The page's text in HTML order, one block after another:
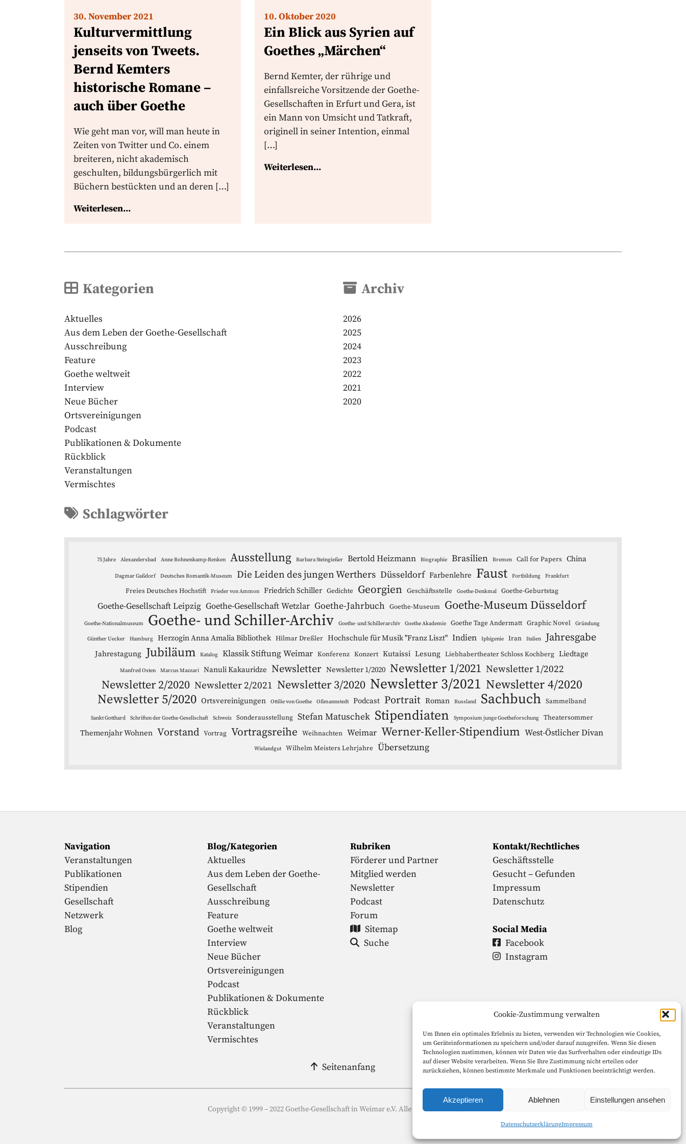
Cookie-Zustimmung verwalten
Um Ihnen ein optimales Erlebnis zu bieten, verwenden wir Technologien wie Cookies,
um Geräteinformationen zu speichern und/oder darauf zuzugreifen. Wenn Sie diesen
Technologien zustimmen, können wir Daten wie das Surfverhalten oder eindeutige IDs
auf dieser Website verarbeiten. Wenn Sie Ihre Zustimmung nicht erteilen oder
zurückziehen, können bestimmte Merkmale und Funktionen beeinträchtigt werden.
Akzeptieren Ablehnen Einstellungen ansehen
DatenschutzerklärungImpressum
30. November 2021
Kulturvermittlung
jenseits von Tweets.
Bernd Kemters
historische Romane –
auch über Goethe
Wie geht man vor, will man heute in
Zeiten von Twitter und Co. einem
breiteren, nicht akademisch
geschulten, bildungsbürgerlich mit
Büchern bestückten und an deren […]
Weiterlesen...
10. Oktober 2020
Ein Blick aus Syrien auf
Goethes „Märchen“
Bernd Kemter, der rührige und
einfallsreiche Vorsitzende der Goethe-
Gesellschaften in Erfurt und Gera, ist
ein Mann von Umsicht und Tatkraft,
originell in seiner Intention, einmal
[…]
Weiterlesen...
Kategorien
Aktuelles
Aus dem Leben der Goethe-Gesellschaft
Ausschreibung
Feature
Goethe weltweit
Interview
Neue Bücher
Ortsvereinigungen
Podcast
Publikationen & Dokumente
Rückblick
Veranstaltungen
Vermischtes
Archiv
2026
2025
2024
2023
2022
2021
2020
Schlagwörter
75 Jahre Alexandersbad Anne Bohnenkamp-Renken Ausstellung Barbara Steingießer Bertold Heizmann Biographie Brasilien Bremen Call for Papers China
Dagmar Gaßdorf Deutsches Romantik-Museum Die Leiden des jungen Werthers Düsseldorf Farbenlehre Faust Fortbildung Frankfurt
Freies Deutsches Hochstift Frieder von Ammon Friedrich Schiller Gedichte Georgien Geschäftsstelle Goethe-Denkmal Goethe-Geburtstag
Goethe-Gesellschaft Leipzig Goethe-Gesellschaft Wetzlar Goethe-Jahrbuch Goethe-Museum Goethe-Museum Düsseldorf
Goethe-Nationalmuseum Goethe- und Schiller-Archiv Goethe- und Schillerarchiv Goethe Akademie Goethe Tage Andermatt Graphic Novel Gründung
Günther Uecker Hamburg Herzogin Anna Amalia Bibliothek Hilmar Dreßler Hochschule für Musik "Franz Liszt" Indien Iphigenie Iran Italien Jahresgabe
Jahrestagung Jubiläum Katalog Klassik Stiftung Weimar Konferenz Konzert Kutaissi Lesung Liebhabertheater Schloss Kochberg Liedtage
Manfred Osten Marcus Mazzari Nanuli Kakauridze Newsletter Newsletter 1/2020 Newsletter 1/2021 Newsletter 1/2022
Newsletter 2/2020 Newsletter 2/2021 Newsletter 3/2020 Newsletter 3/2021 Newsletter 4/2020
Newsletter 5/2020 Ortsvereinigungen Ottilie von Goethe Oßmannstedt Podcast Portrait Roman Russland Sachbuch Sammelband
Sankt Gotthard Schriften der Goethe-Gesellschaft Schweiz Sonderausstellung Stefan Matuschek Stipendiaten Symposium junge Goetheforschung Theatersommer
Themenjahr Wohnen Vorstand Vortrag Vortragsreihe Weihnachten Weimar Werner-Keller-Stipendium West-Östlicher Divan
Wielandgut Wilhelm Meisters Lehrjahre Übersetzung
Navigation
Veranstaltungen
Publikationen
Stipendien
Gesellschaft
Netzwerk
Blog
Blog/Kategorien
Aktuelles
Aus dem Leben der Goethe-
Gesellschaft
Ausschreibung
Feature
Goethe weltweit
Interview
Neue Bücher
Ortsvereinigungen
Podcast
Publikationen & Dokumente
Rückblick
Veranstaltungen
Vermischtes
Rubriken
Förderer und Partner
Mitglied werden
Newsletter
Podcast
Forum
Sitemap
Suche
Kontakt/Rechtliches
Geschäftsstelle
Gesucht – Gefunden
Impressum
Datenschutz
Social Media
Facebook
Instagram
Seitenanfang
Copyright © 1999 – 2022 Goethe-Gesellschaft in Weimar e.V. Alle Rechte vorbehalten.